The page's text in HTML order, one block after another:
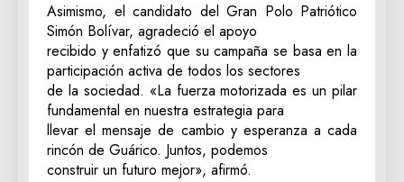
Asimismo, el candidato del Gran Polo Patriótico
Simón Bolívar, agradeció el apoyo
recibido y enfatizó que su campaña se basa en la
participación activa de todos los sectores
de la sociedad. «La fuerza motorizada es un pilar
fundamental en nuestra estrategia para
llevar el mensaje de cambio y esperanza a cada
rincón de Guárico. Juntos, podemos
construir un futuro mejor», afirmó.